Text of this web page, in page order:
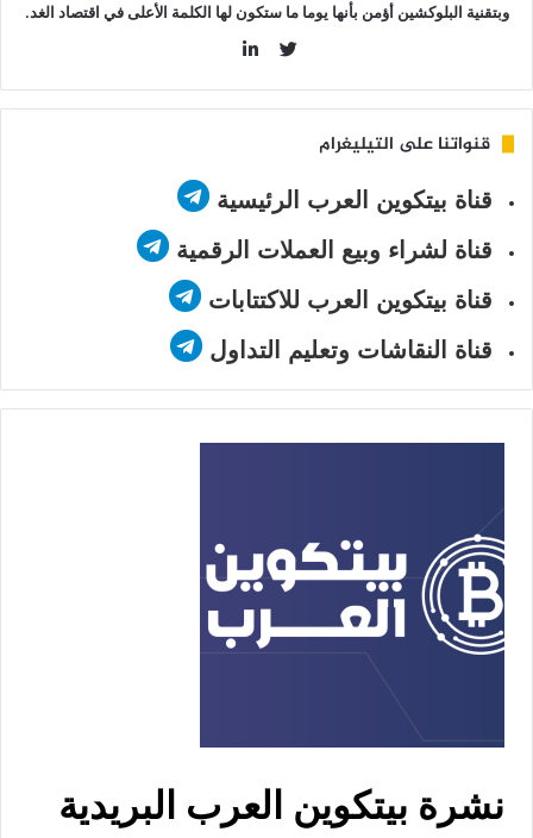
وبتقنية البلوكشين أؤمن بأنها يوما ما ستكون لها الكلمة الأعلى في اقتصاد الغد.
قنواتنا على التيليغرام
قناة بيتكوين العرب الرئيسية
قناة لشراء وبيع العملات الرقمية
قناة بيتكوين العرب للاكتتابات
قناة النقاشات وتعليم التداول